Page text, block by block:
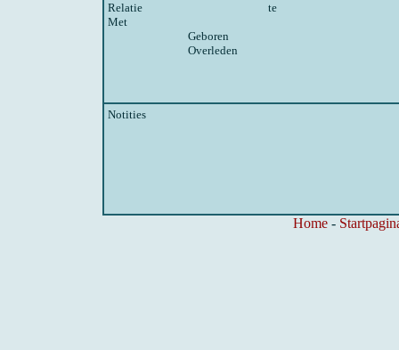
Relatie
te
Met
Geboren
Overleden
Notities
Home-